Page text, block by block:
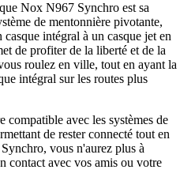
Nox N967 Synchro est sa
de mentonnière pivotante,
intégral à un casque jet en
de profiter de la liberté et de la
roulez en ville, tout en ayant la
intégral sur les routes plus
compatible avec les systèmes de
de rester connecté tout en
vous n'aurez plus à
contact avec vos amis ou votre